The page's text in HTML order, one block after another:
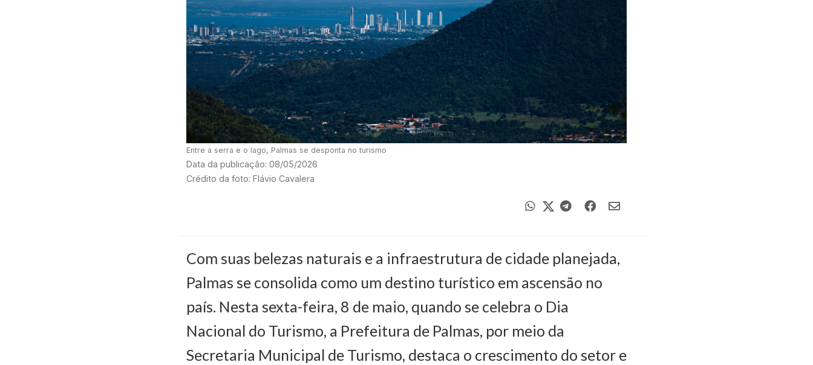
Entre a serra e o lago, Palmas se desponta no turismo
Data da publicação: 08/05/2026
Crédito da foto: Flávio Cavalera
Com suas belezas naturais e a infraestrutura de cidade planejada,
Palmas se consolida como um destino turístico em ascensão no
país. Nesta sexta-feira, 8 de maio, quando se celebra o Dia
Nacional do Turismo, a Prefeitura de Palmas, por meio da
Secretaria Municipal de Turismo, destaca o crescimento do setor e